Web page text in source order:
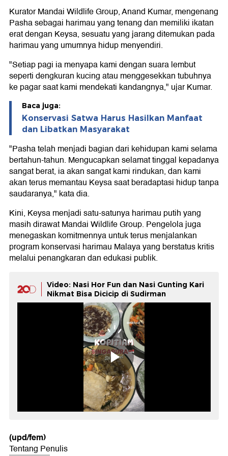
Kurator Mandai Wildlife Group, Anand Kumar, mengenang
Pasha sebagai harimau yang tenang dan memiliki ikatan
erat dengan Keysa, sesuatu yang jarang ditemukan pada
harimau yang umumnya hidup menyendiri.
"Setiap pagi ia menyapa kami dengan suara lembut
seperti dengkuran kucing atau menggesekkan tubuhnya
ke pagar saat kami mendekati kandangnya," ujar Kumar.
Baca juga:
Konservasi Satwa Harus Hasilkan Manfaat
dan Libatkan Masyarakat
"Pasha telah menjadi bagian dari kehidupan kami selama
bertahun-tahun. Mengucapkan selamat tinggal kepadanya
sangat berat, ia akan sangat kami rindukan, dan kami
akan terus memantau Keysa saat beradaptasi hidup tanpa
saudaranya," kata dia.
Kini, Keysa menjadi satu-satunya harimau putih yang
masih dirawat Mandai Wildlife Group. Pengelola juga
menegaskan komitmennya untuk terus menjalankan
program konservasi harimau Malaya yang berstatus kritis
melalui penangkaran dan edukasi publik.
Video: Nasi Hor Fun dan Nasi Gunting Kari
Nikmat Bisa Dicicip di Sudirman
(upd/fem)